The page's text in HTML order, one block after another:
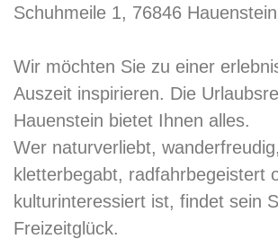
Schuhmeile 1, 76846 Hauenstein
Wir möchten Sie zu einer
Auszeit inspirieren. Die
Hauenstein bietet Ihnen alles.
Wer naturverliebt, wanderfreudig,
kletterbegabt, radfahrbegeistert
kulturinteressiert ist, findet sein
Freizeitglück.